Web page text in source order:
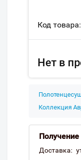
Код
Нет в
Коллекция
Получение
Доставка: